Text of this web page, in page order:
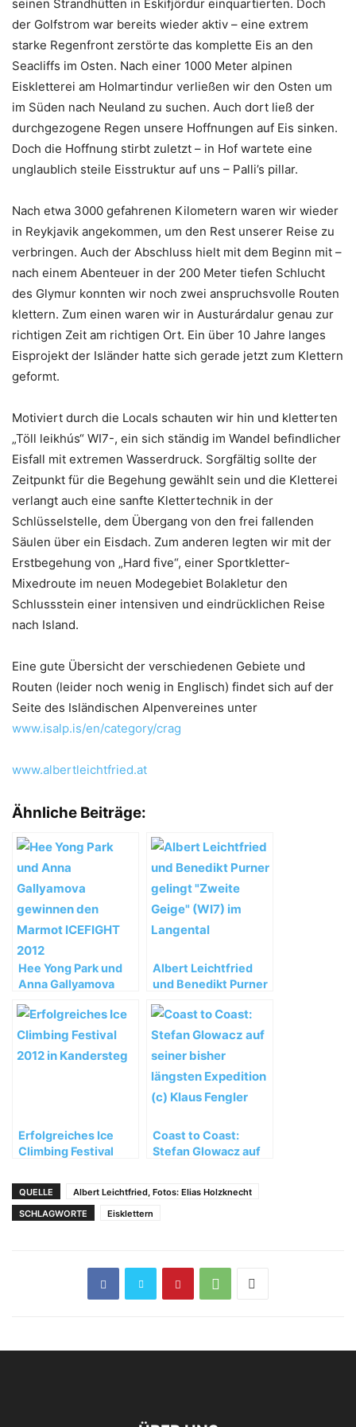
seinen Strandhütten in Eskifjördur einquartierten. Doch
der Golfstrom war bereits wieder aktiv – eine extrem
starke Regenfront zerstörte das komplette Eis an den
Seacliffs im Osten. Nach einer 1000 Meter alpinen
Eiskletterei am Holmartindur verließen wir den Osten um
im Süden nach Neuland zu suchen. Auch dort ließ der
durchgezogene Regen unsere Hoffnungen auf Eis sinken.
Doch die Hoffnung stirbt zuletzt – in Hof wartete eine
unglaublich steile Eisstruktur auf uns – Palli’s pillar.
Nach etwa 3000 gefahrenen Kilometern waren wir wieder
in Reykjavik angekommen, um den Rest unserer Reise zu
verbringen. Auch der Abschluss hielt mit dem Beginn mit –
nach einem Abenteuer in der 200 Meter tiefen Schlucht
des Glymur konnten wir noch zwei anspruchsvolle Routen
klettern. Zum einen waren wir in Austurárdalur genau zur
richtigen Zeit am richtigen Ort. Ein über 10 Jahre langes
Eisprojekt der Isländer hatte sich gerade jetzt zum Klettern
geformt.
Motiviert durch die Locals schauten wir hin und kletterten
„Töll leikhús“ WI7-, ein sich ständig im Wandel befindlicher
Eisfall mit extremen Wasserdruck. Sorgfältig sollte der
Zeitpunkt für die Begehung gewählt sein und die Kletterei
verlangt auch eine sanfte Klettertechnik in der
Schlüsselstelle, dem Übergang von den frei fallenden
Säulen über ein Eisdach. Zum anderen legten wir mit der
Erstbegehung von „Hard five“, einer Sportkletter-
Mixedroute im neuen Modegebiet Bolakletur den
Schlussstein einer intensiven und eindrücklichen Reise
nach Island.
Eine gute Übersicht der verschiedenen Gebiete und
Routen (leider noch wenig in Englisch) findet sich auf der
Seite des Isländischen Alpenvereines unter
www.isalp.is/en/category/crag
www.albertleichtfried.at
Ähnliche Beiträge:
Hee Yong Park und
Anna Gallyamova
Marmot ICEFIGHT
2012
Albert Leichtfried
und Benedikt Purner
Geige“ (WI7) im
Langental
Erfolgreiches Ice
Climbing Festival
Coast to Coast:
Stefan Glowacz auf
QUELLE
Albert Leichtfried, Fotos: Elias Holzknecht
SCHLAGWORTE
Eisklettern